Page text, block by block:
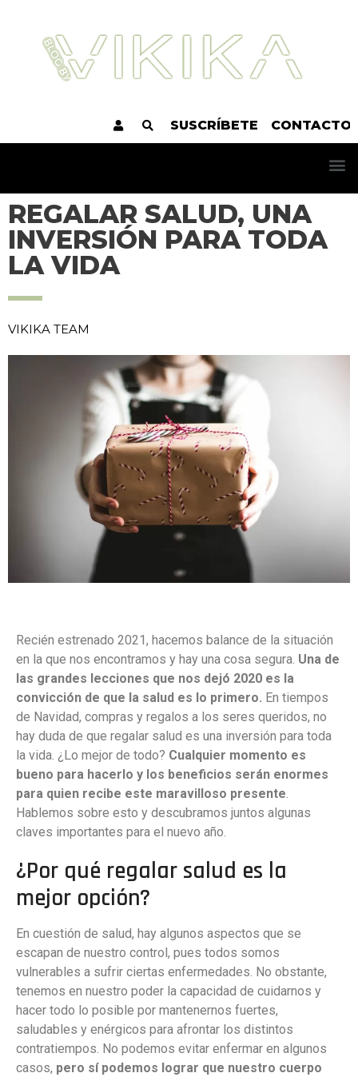
SUSCRÍBETE CONTACTO
REGALAR SALUD, UNA
INVERSIÓN PARA TODA
LA VIDA
VIKIKA TEAM
Recién estrenado 2021, hacemos balance de la situación
en la que nos encontramos y hay una cosa segura. Una de
las grandes lecciones que nos dejó 2020 es la
convicción de que la salud es lo primero. En tiempos
de Navidad, compras y regalos a los seres queridos, no
hay duda de que regalar salud es una inversión para toda
la vida. ¿Lo mejor de todo? Cualquier momento es
bueno para hacerlo y los beneficios serán enormes
para quien recibe este maravilloso presente.
Hablemos sobre esto y descubramos juntos algunas
claves importantes para el nuevo año.
¿Por qué regalar salud es la
mejor opción?
En cuestión de salud, hay algunos aspectos que se
escapan de nuestro control, pues todos somos
vulnerables a sufrir ciertas enfermedades. No obstante,
tenemos en nuestro poder la capacidad de cuidarnos y
hacer todo lo posible por mantenernos fuertes,
saludables y enérgicos para afrontar los distintos
contratiempos. No podemos evitar enfermar en algunos
casos, pero sí podemos lograr que nuestro cuerpo